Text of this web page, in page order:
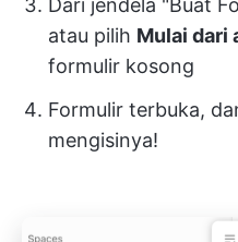
Dari jendela "Buat
atau pilih Mulai dari
formulir kosong
Formulir terbuka,
mengisinya!